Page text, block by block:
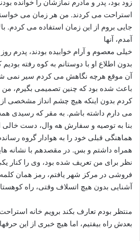
زود بود، پدر و مادرم نمازشان را خوانده
استراحت می کردند. من هر زمان می
جایی بروم از این زمان استفاده می کردم.
آمدم، آنها
خیلی معصوم و آرام خوابیده بودند، پدرم
بدون اطلاع او با دوستانم به کوه رفته
آن موقع هرچه نگاهش می کردم سیر نمی
باعث شده بود که چنین تصمیمی بگیرم، من
کردم بدون اینکه هیچ چشم انداز مشخصی
می دارم داشته باشم. به مقر که رسیدی
بنا به توصیه و سفارش هه وال، دست خالی
هماهنگی قبلی خود را به هوادار گروه
همراه داشتم و بس. در مقصدهم با نشانه
نظر برای من تعریف شده بود، وی را کنار
فروشی در مرکز شهر یافتم، رمز همان
آشنایی بدون هیچ اتسلاف وقتی، راه
منتظر بودم تعارف بکند برویم خانه
بعدش راه بیفتیم، اما هیچ خبری از این